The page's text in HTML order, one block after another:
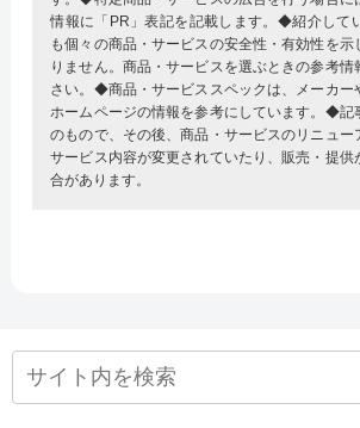
情報に「PR」表記を記載します。◆紹介して
も個々の商品・サービスの安全性・有効性を示
りません。商品・サービスを選ぶときの参考情
さい。◆商品・サービススペックは、メーカー
ホームページの情報を参考にしています。◆記
のもので、その後、商品・サービスのリニュー
サービス内容が変更されていたり、販売・提供
合があります。